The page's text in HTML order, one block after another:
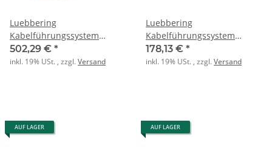
Luebbering
Kabelführungssystem
A90229 FLEXIPASS Set inkl.
Tasche
502,29 € *
inkl. 19% USt. , zzgl.Versand
Luebbering
Kabelführungssystem
A9022940 FLEXIPASS 1 Stück
178,13 € *
inkl. 19% USt. , zzgl.Versand
AUF LAGER AUF LAGER